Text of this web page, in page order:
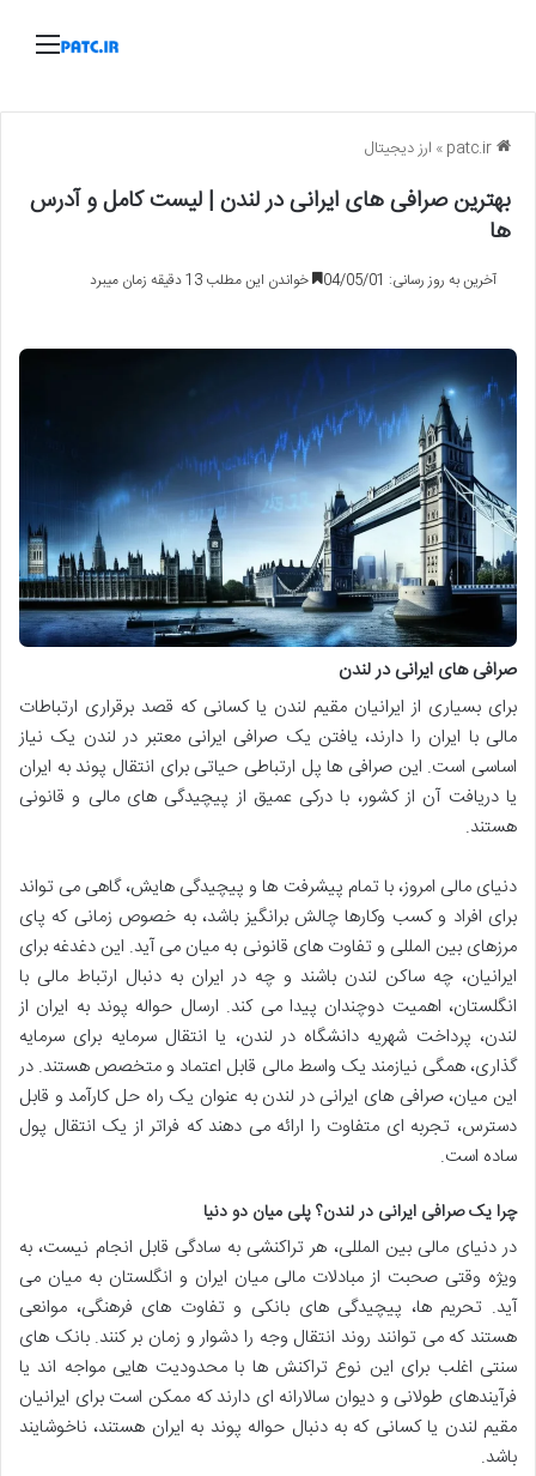
» ارز دیجیتال
بهترین صرافی های ایرانی در لندن | لیست کامل و آدرس
ها
آخرین به روز رسانی: 04/05/01 خواندن این مطلب 13 دقیقه زمان میبرد
صرافی های ایرانی در لندن
برای بسیاری از ایرانیان مقیم لندن یا کسانی که قصد برقراری ارتباطات
مالی با ایران را دارند، یافتن یک صرافی ایرانی معتبر در لندن یک نیاز
اساسی است. این صرافی ها پل ارتباطی حیاتی برای انتقال پوند به ایران
یا دریافت آن از کشور، با درکی عمیق از پیچیدگی های مالی و قانونی
هستند.
دنیای مالی امروز، با تمام پیشرفت ها و پیچیدگی هایش، گاهی می تواند
برای افراد و کسب وکارها چالش برانگیز باشد، به خصوص زمانی که پای
مرزهای بین المللی و تفاوت های قانونی به میان می آید. این دغدغه برای
ایرانیان، چه ساکن لندن باشند و چه در ایران به دنبال ارتباط مالی با
انگلستان، اهمیت دوچندان پیدا می کند. ارسال حواله پوند به ایران از
لندن، پرداخت شهریه دانشگاه در لندن، یا انتقال سرمایه برای سرمایه
گذاری، همگی نیازمند یک واسط مالی قابل اعتماد و متخصص هستند. در
این میان، صرافی های ایرانی در لندن به عنوان یک راه حل کارآمد و قابل
دسترس، تجربه ای متفاوت را ارائه می دهند که فراتر از یک انتقال پول
ساده است.
چرا یک صرافی ایرانی در لندن؟ پلی میان دو دنیا
در دنیای مالی بین المللی، هر تراکنشی به سادگی قابل انجام نیست، به
ویژه وقتی صحبت از مبادلات مالی میان ایران و انگلستان به میان می
آید. تحریم ها، پیچیدگی های بانکی و تفاوت های فرهنگی، موانعی
هستند که می توانند روند انتقال وجه را دشوار و زمان بر کنند. بانک های
سنتی اغلب برای این نوع تراکنش ها با محدودیت هایی مواجه اند یا
فرآیندهای طولانی و دیوان سالارانه ای دارند که ممکن است برای ایرانیان
مقیم لندن یا کسانی که به دنبال حواله پوند به ایران هستند، ناخوشایند
باشد.